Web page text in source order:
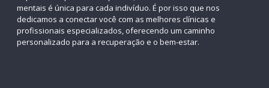
mentais é única para cada indivíduo. É por isso que nos
dedicamos a conectar você com as melhores clínicas e
profissionais especializados, oferecendo um caminho
personalizado para a recuperação e o bem-estar.